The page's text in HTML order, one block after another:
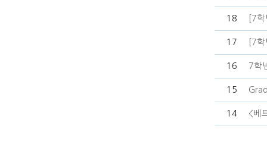
18 [7
17 [7
16 7학
15
14 <베